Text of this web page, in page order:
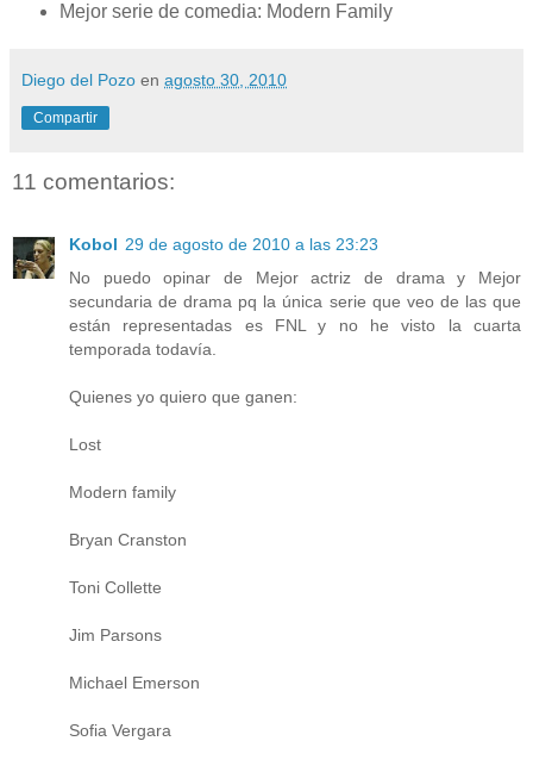
Mejor serie de comedia: Modern Family
Diego del Pozo en agosto 30, 2010
Compartir
11 comentarios:
Kobol 29 de agosto de 2010 a las 23:23
No puedo opinar de Mejor actriz de drama y Mejor
secundaria de drama pq la única serie que veo de las que
están representadas es FNL y no he visto la cuarta
temporada todavía.
Quienes yo quiero que ganen:
Lost
Modern family
Bryan Cranston
Toni Collette
Jim Parsons
Michael Emerson
Sofia Vergara